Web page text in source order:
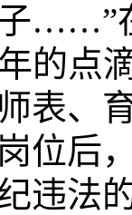
……”
的点
表、
位后
违